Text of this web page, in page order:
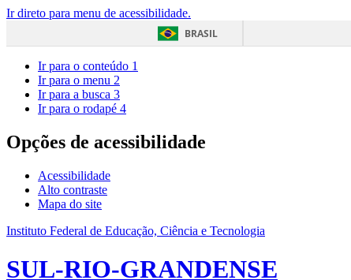
Ir direto para menu de acessibilidade.
BRASIL
Ir para o conteúdo 1
Ir para o menu 2
Ir para a busca 3
Ir para o rodapé 4
Opções de acessibilidade
Acessibilidade
Alto contraste
Mapa do site
Instituto Federal de Educação, Ciência e Tecnologia
SUL-RIO-GRANDENSE